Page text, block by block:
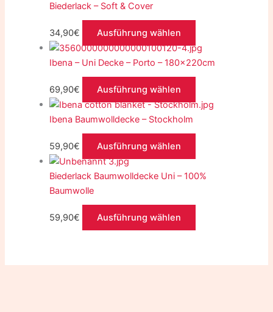
Biederlack – Soft & Cover
34,90€ Ausführung wählen
Ibena – Uni Decke – Porto – 180x220cm
69,90€ Ausführung wählen
Ibena Baumwolldecke – Stockholm
59,90€ Ausführung wählen
Biederlack Baumwolldecke Uni – 100%
Baumwolle
59,90€ Ausführung wählen